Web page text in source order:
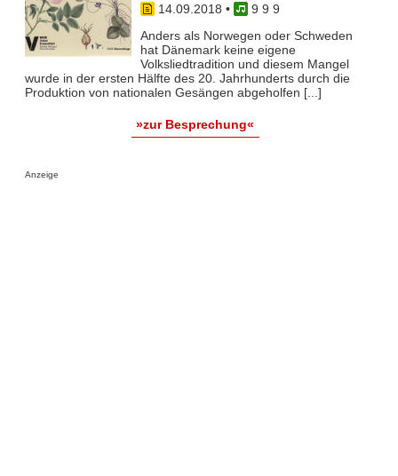
14.09.2018 •
9 9 9
Anders als Norwegen oder Schweden
hat Dänemark keine eigene
Volksliedtradition und diesem Mangel
wurde in der ersten Hälfte des 20. Jahrhunderts durch die
Produktion von nationalen Gesängen abgeholfen [...]
»zur Besprechung«
Anzeige